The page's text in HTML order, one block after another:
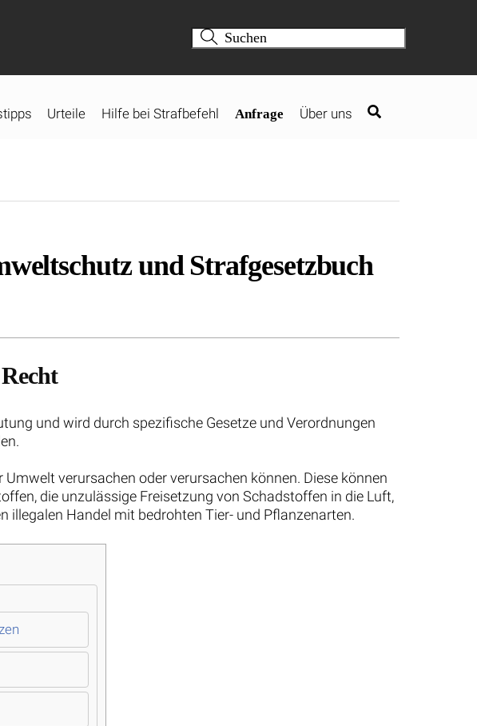
Urteile Hilfe bei Strafbefehl Anfrage Über uns
und Strafgesetzbuch
und wird durch spezifische Gesetze und Verordnungen
verursachen oder verursachen können. Diese können
die unzulässige Freisetzung von Schadstoffen in die Luft,
illegalen Handel mit bedrohten Tier- und Pflanzenarten.